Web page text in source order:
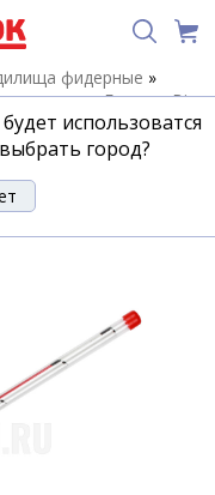
фидерные »
удилища Forsage Big
Carbon Tip For 2OZ
Pro Carbon
использоватся
город?